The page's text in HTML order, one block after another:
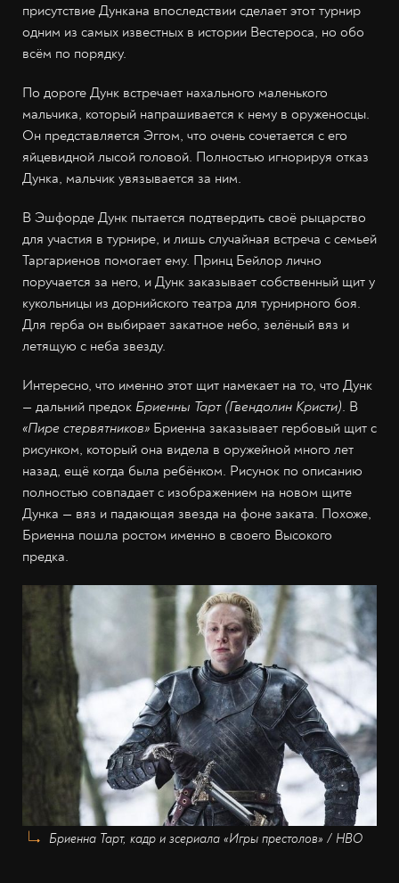
присутствие Дункана впоследствии сделает этот турнир
одним из самых известных в истории Вестероса, но обо
всём по порядку.
По дороге Дунк встречает нахального маленького
мальчика, который напрашивается к нему в оруженосцы.
Он представляется Эггом, что очень сочетается с его
яйцевидной лысой головой. Полностью игнорируя отказ
Дунка, мальчик увязывается за ним.
В Эшфорде Дунк пытается подтвердить своё рыцарство
для участия в турнире, и лишь случайная встреча с семьей
Таргариенов помогает ему. Принц Бейлор лично
поручается за него, и Дунк заказывает собственный щит у
кукольницы из дорнийского театра для турнирного боя.
Для герба он выбирает закатное небо, зелёный вяз и
летящую с неба звезду.
Интересно, что именно этот щит намекает на то, что Дунк
— дальний предок Бриенны Тарт (Гвендолин Кристи). В
«Пире стервятников» Бриенна заказывает гербовый щит с
рисунком, который она видела в оружейной много лет
назад, ещё когда была ребёнком. Рисунок по описанию
полностью совпадает с изображением на новом щите
Дунка — вяз и падающая звезда на фоне заката. Похоже,
Бриенна пошла ростом именно в своего Высокого
предка.
Бриенна Тарт, кадр и зсериала «Игры престолов» / HBO